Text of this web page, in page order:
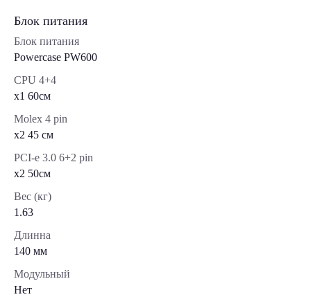
Блок питания
Блок питания
Powercase PW600
CPU 4+4
x1 60см
Molex 4 pin
x2 45 см
PCI-e 3.0 6+2 pin
x2 50см
Вес (кг)
1.63
Длинна
140 мм
Модульный
Нет